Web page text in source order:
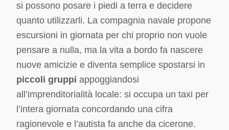
si possono posare i piedi a terra e decidere
quanto utilizzarli. La compagnia navale propone
escursioni in giornata per chi proprio non vuole
pensare a nulla, ma la vita a bordo fa nascere
nuove amicizie e diventa semplice spostarsi in
piccoli gruppi appoggiandosi
all’imprenditorialità locale: si occupa un taxi per
l’intera giornata concordando una cifra
ragionevole e l’autista fa anche da cicerone.